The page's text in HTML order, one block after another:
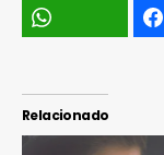
Relacionado